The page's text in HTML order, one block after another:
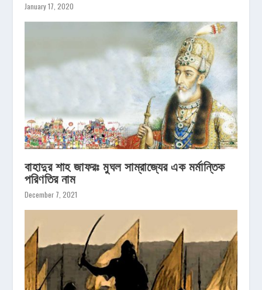
January 17, 2020
বাহাদুর শাহ জাফরঃ মুঘল সাম্রাজ্যের এক মর্মান্তিক
পরিণতির নাম
December 7, 2021